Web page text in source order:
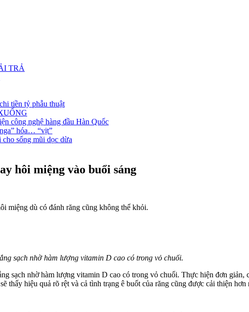
TRẢ
tiền tỷ phẫu thuật
công nghệ hàng đầu Hàn Quốc
hóa… “vịt”
cho sống mũi dọc dừa
hôi miệng vào buổi sáng
miệng dù có đánh răng cũng không thể khỏi.
sạch nhờ hàm lượng vitamin D cao có trong vỏ chuối.
sạch nhờ hàm lượng vitamin D cao có trong vỏ chuối. Thực hiện đơn
thấy hiệu quả rõ rệt và cả tình trạng ê buốt của răng cũng được cải thiện hơn